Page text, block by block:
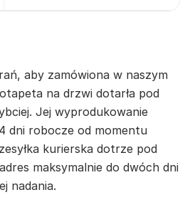
aby zamówiona w naszym
na drzwi dotarła pod
Jej wyprodukowanie
dni robocze od momentu
kurierska dotrze pod
maksymalnie do dwóch dni
nadania.